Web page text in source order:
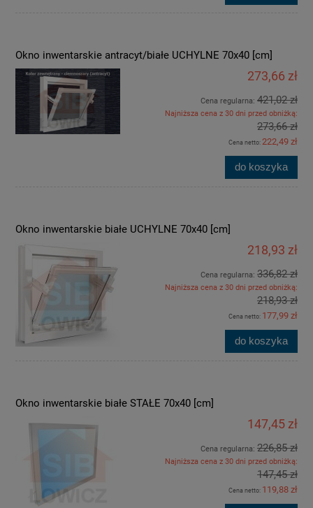
Okno inwentarskie antracyt/białe UCHYLNE 70x40 [cm]
273,66 zł
Cena regularna: 421,02 zł
Najniższa cena z 30 dni przed obniżką:
273,66 zł
Cena netto:222,49 zł
do koszyka
Okno inwentarskie białe UCHYLNE 70x40 [cm]
218,93 zł
Cena regularna: 336,82 zł
Najniższa cena z 30 dni przed obniżką:
218,93 zł
Cena netto: 177,99 zł
do koszyka
Okno inwentarskie białe STAŁE 70x40 [cm]
147,45 zł
Cena regularna: 226,85 zł
Najniższa cena z 30 dni przed obniżką:
147,45 zł
Cena netto: 119,88 zł